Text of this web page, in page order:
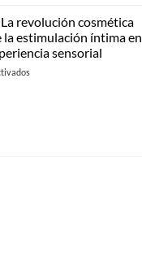
tipo
y
uso
historia
de
Womanizer
llega
al
revolución cosmética
estimulación íntima en
sensorial
en